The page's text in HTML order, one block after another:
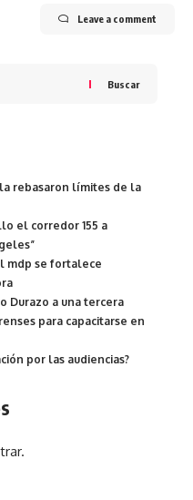
Leave a comment
Buscar
rebasaron límites de la
el corredor 155 a
mdp se fortalece
Durazo a una tercera
para capacitarse en
por las audiencias?